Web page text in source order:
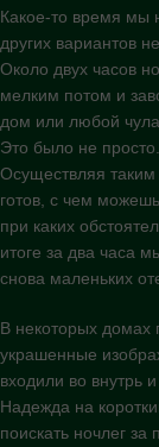
Какое-то время мы
других вариантов
Около двух часов
мелким потом и
дом или любой
Это было не просто.
Осуществляя
готов, с чем
при каких
итоге за два часа
снова маленьких
В некоторых домах
украшенные
входили во внутрь
Надежда на
поискать ночлег